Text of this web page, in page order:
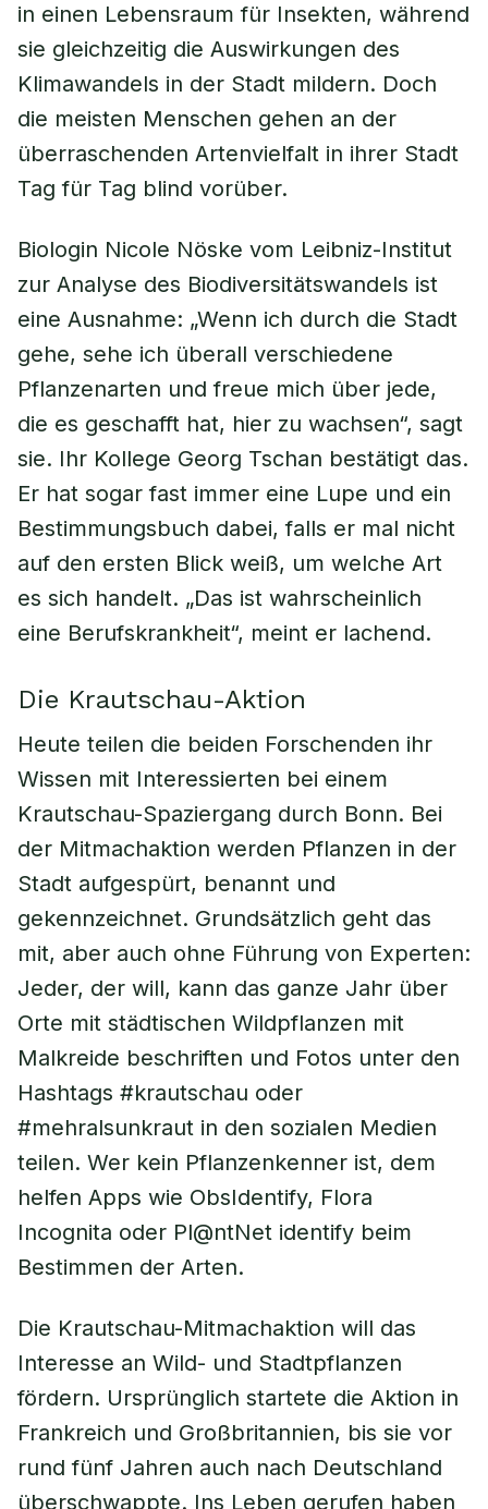
in einen Lebensraum für Insekten, während
sie gleichzeitig die Auswirkungen des
Klimawandels in der Stadt mildern. Doch
die meisten Menschen gehen an der
überraschenden Artenvielfalt in ihrer Stadt
Tag für Tag blind vorüber.
Biologin Nicole Nöske vom Leibniz-Institut
zur Analyse des Biodiversitätswandels ist
eine Ausnahme: „Wenn ich durch die Stadt
gehe, sehe ich überall verschiedene
Pflanzenarten und freue mich über jede,
die es geschafft hat, hier zu wachsen“, sagt
sie. Ihr Kollege Georg Tschan bestätigt das.
Er hat sogar fast immer eine Lupe und ein
Bestimmungsbuch dabei, falls er mal nicht
auf den ersten Blick weiß, um welche Art
es sich handelt. „Das ist wahrscheinlich
eine Berufskrankheit“, meint er lachend.
Die Krautschau-Aktion
Heute teilen die beiden Forschenden ihr
Wissen mit Interessierten bei einem
Krautschau-Spaziergang durch Bonn. Bei
der Mitmachaktion werden Pflanzen in der
Stadt aufgespürt, benannt und
gekennzeichnet. Grundsätzlich geht das
mit, aber auch ohne Führung von Experten:
Jeder, der will, kann das ganze Jahr über
Orte mit städtischen Wildpflanzen mit
Malkreide beschriften und Fotos unter den
Hashtags #krautschau oder
#mehralsunkraut in den sozialen Medien
teilen. Wer kein Pflanzenkenner ist, dem
helfen Apps wie ObsIdentify, Flora
Incognita oder Pl@ntNet identify beim
Bestimmen der Arten.
Die Krautschau-Mitmachaktion will das
Interesse an Wild- und Stadtpflanzen
fördern. Ursprünglich startete die Aktion in
Frankreich und Großbritannien, bis sie vor
rund fünf Jahren auch nach Deutschland
überschwappte. Ins Leben gerufen haben